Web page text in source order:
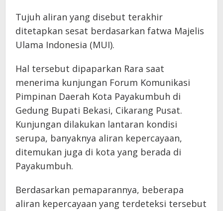
Tujuh aliran yang disebut terakhir
ditetapkan sesat berdasarkan fatwa Majelis
Ulama Indonesia (MUI).
Hal tersebut dipaparkan Rara saat
menerima kunjungan Forum Komunikasi
Pimpinan Daerah Kota Payakumbuh di
Gedung Bupati Bekasi, Cikarang Pusat.
Kunjungan dilakukan lantaran kondisi
serupa, banyaknya aliran kepercayaan,
ditemukan juga di kota yang berada di
Payakumbuh.
Berdasarkan pemaparannya, beberapa
aliran kepercayaan yang terdeteksi tersebut